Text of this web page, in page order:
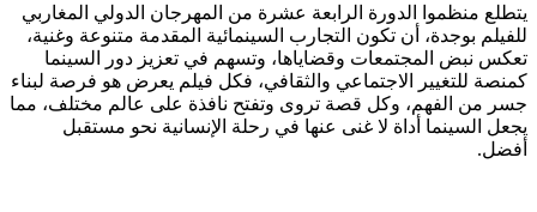
يتطلع منظموا الدورة الرابعة عشرة من المهرجان الدولي المغاربي
للفيلم بوجدة، أن تكون التجارب السينمائية المقدمة متنوعة وغنية،
تعكس نبض المجتمعات وقضاياها، وتسهم في تعزيز دور السينما
كمنصة للتغيير الاجتماعي والثقافي، فكل فيلم يعرض هو فرصة لبناء
جسر من الفهم، وكل قصة تروى وتفتح نافذة على عالم مختلف، مما
يجعل السينما أداة لا غنى عنها في رحلة الإنسانية نحو مستقبل
أفضل.